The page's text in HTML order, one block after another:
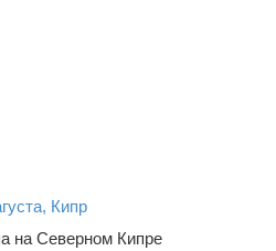
Кипр
на Северном Кипре